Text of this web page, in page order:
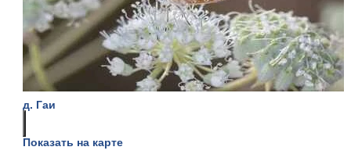
д. Гаи
Показать на карте